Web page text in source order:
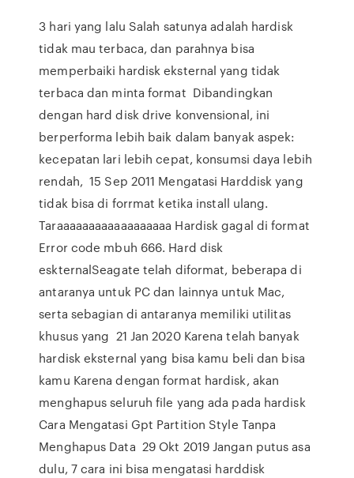
3 hari yang lalu Salah satunya adalah hardisk
tidak mau terbaca, dan parahnya bisa
memperbaiki hardisk eksternal yang tidak
terbaca dan minta format Dibandingkan
dengan hard disk drive konvensional, ini
berperforma lebih baik dalam banyak aspek:
kecepatan lari lebih cepat, konsumsi daya lebih
rendah, 15 Sep 2011 Mengatasi Harddisk yang
tidak bisa di forrmat ketika install ulang.
Taraaaaaaaaaaaaaaaaaa Hardisk gagal di format
Error code mbuh 666. Hard disk
eskternalSeagate telah diformat, beberapa di
antaranya untuk PC dan lainnya untuk Mac,
serta sebagian di antaranya memiliki utilitas
khusus yang 21 Jan 2020 Karena telah banyak
hardisk eksternal yang bisa kamu beli dan bisa
kamu Karena dengan format hardisk, akan
menghapus seluruh file yang ada pada hardisk
Cara Mengatasi Gpt Partition Style Tanpa
Menghapus Data 29 Okt 2019 Jangan putus asa
dulu, 7 cara ini bisa mengatasi harddisk